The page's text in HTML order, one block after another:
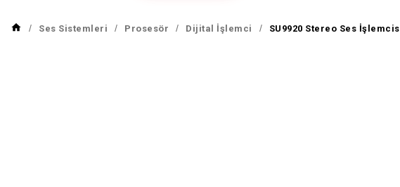
Ses Sistemleri Prosesör Dijital İşlemci SU9920 Stereo Ses